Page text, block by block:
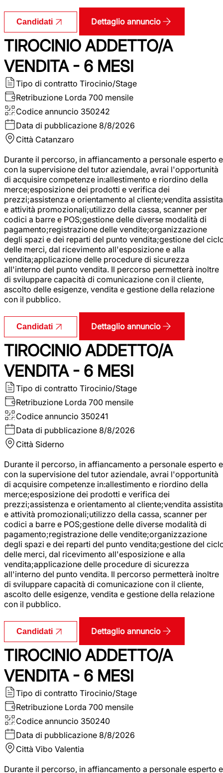
Candidati Dettaglio annuncio
TIROCINIO ADDETTO/A
VENDITA - 6 MESI
Tipo di contratto Tirocinio/Stage
Retribuzione Lorda 700 mensile
Codice annuncio 350242
Data di pubblicazione 8/8/2026
Città Catanzaro
Durante il percorso, in affiancamento a personale esperto e
con la supervisione del tutor aziendale, avrai l'opportunità
di acquisire competenze in:allestimento e riordino della
merce;esposizione dei prodotti e verifica dei
prezzi;assistenza e orientamento al cliente;vendita assistita
e attività promozionali;utilizzo della cassa, scanner per
codici a barre e POS;gestione delle diverse modalità di
pagamento;registrazione delle vendite;organizzazione
degli spazi e dei reparti del punto vendita;gestione del
delle merci, dal ricevimento all'esposizione e alla
vendita;applicazione delle procedure di sicurezza
all'interno del punto vendita. Il percorso permetterà inoltre
di sviluppare capacità di comunicazione con il cliente,
ascolto delle esigenze, vendita e gestione della relazione
con il pubblico.
Candidati Dettaglio annuncio
TIROCINIO ADDETTO/A
VENDITA - 6 MESI
Tipo di contratto Tirocinio/Stage
Retribuzione Lorda 700 mensile
Codice annuncio 350241
Data di pubblicazione 8/8/2026
Città Siderno
Durante il percorso, in affiancamento a personale esperto e
con la supervisione del tutor aziendale, avrai l'opportunità
di acquisire competenze in:allestimento e riordino della
merce;esposizione dei prodotti e verifica dei
prezzi;assistenza e orientamento al cliente;vendita assistita
e attività promozionali;utilizzo della cassa, scanner per
codici a barre e POS;gestione delle diverse modalità di
pagamento;registrazione delle vendite;organizzazione
degli spazi e dei reparti del punto vendita;gestione del
delle merci, dal ricevimento all'esposizione e alla
vendita;applicazione delle procedure di sicurezza
all'interno del punto vendita. Il percorso permetterà inoltre
di sviluppare capacità di comunicazione con il cliente,
ascolto delle esigenze, vendita e gestione della relazione
con il pubblico.
Candidati Dettaglio annuncio
TIROCINIO ADDETTO/A
VENDITA - 6 MESI
Tipo di contratto Tirocinio/Stage
Retribuzione Lorda 700 mensile
Codice annuncio 350240
Data di pubblicazione 8/8/2026
Città Vibo Valentia
Durante il percorso, in affiancamento a personale esperto e